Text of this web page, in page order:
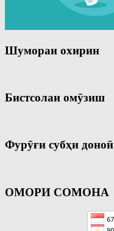
Шумораи охирин
Бистсолаи омӯзиш
Фурӯғи субҳи доноӣ
ОМОРИ СОМОНА